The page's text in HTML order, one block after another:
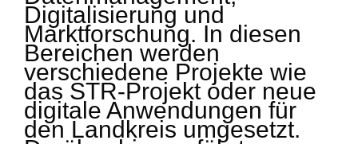
Digitalisierung und
Marktforschung. In diesen
Bereichen werden
verschiedene Projekte wie
das STR-Projekt oder neue
digitale Anwendungen für
den Landkreis umgesetzt.